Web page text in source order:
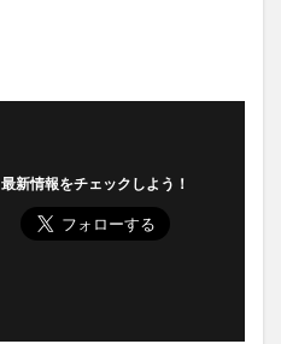
最新情報をチェックしよう！